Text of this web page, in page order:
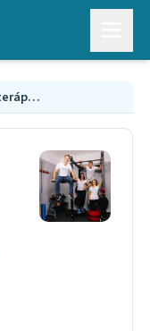
Sherlock Rehab manuálterápia gyógytorna Budán és Zuglóban